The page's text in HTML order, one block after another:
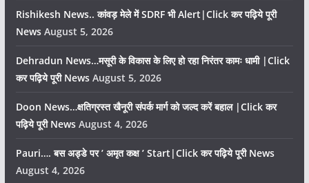
Rishikesh News.. कांवड़ मेले में SDRF भी Alert|Click कर पढ़िये पूरी
News August 5, 2026
Dehradun News…मसूरी के विकास के लिए हो रहा निरंतर कामः धामी |Click
कर पढ़िये पूरी News August 5, 2026
Doon News…क्षतिग्रस्त खैनूरी संपर्क मार्ग को जल्द करें बहाल |Click कर
पढ़िये पूरी News August 4, 2026
Pauri…. बस अड्डे पर ’ अमृत कक्ष ’ Start|Click कर पढ़िये पूरी News
August 4, 2026